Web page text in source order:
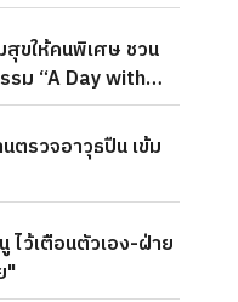
ขให้คนพิเศษ ชวน
ม “A Day with
รวจอาวุธปืน เข้ม
ไว้เตือนตัวเอง-ฝ่าย
"